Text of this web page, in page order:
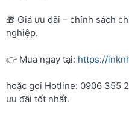
🎁 Giá ưu đãi – chính sách
nghiệp.
👉 Mua ngay tại: https://
hoặc gọi Hotline: 0906 355
ưu đãi tốt nhất.